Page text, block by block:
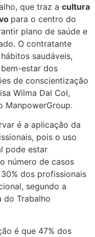
que traz a cultura
para o centro do
plano de saúde e
O contratante
saudáveis,
estar dos
de conscientização
Wilma Dal Col,
ManpowerGroup.
é a aplicação da
pois o uso
pode estar
número de casos
dos profissionais
segundo a
do Trabalho
é que 47% dos